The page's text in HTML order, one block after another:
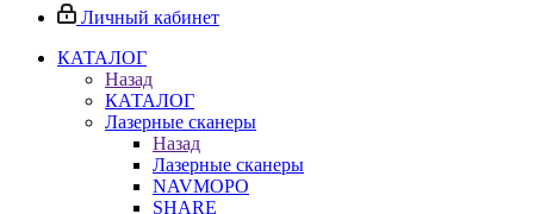
Личный кабинет
КАТАЛОГ
Назад
КАТАЛОГ
Лазерные сканеры
Назад
Лазерные сканеры
NAVMOPO
SHARE